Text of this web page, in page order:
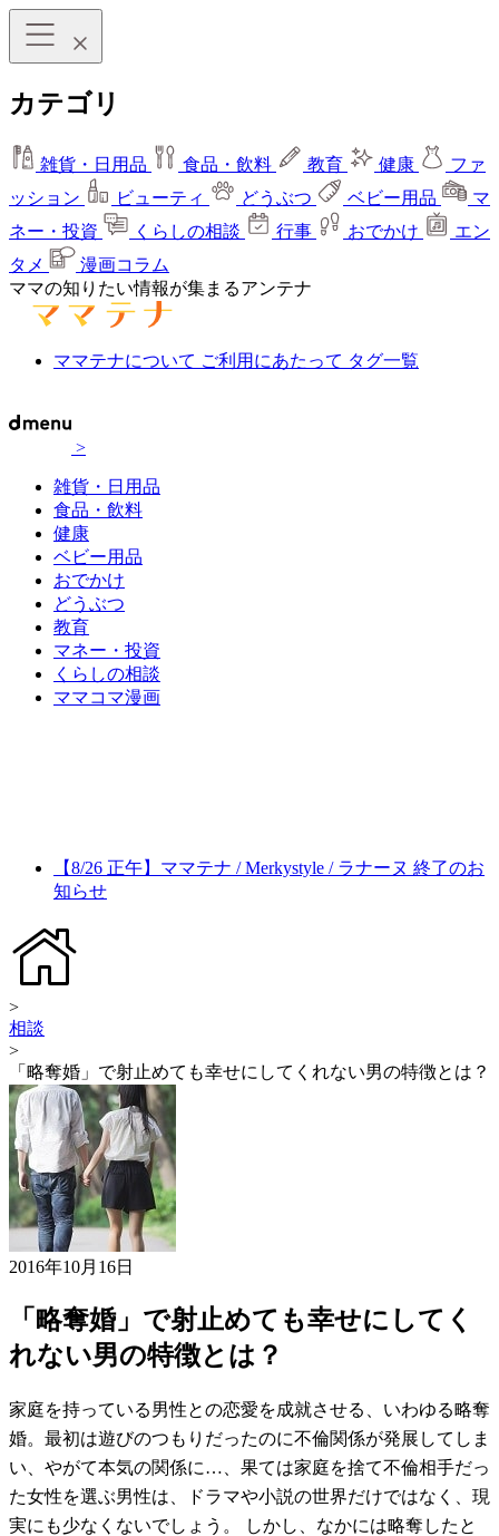
カテゴリ
雑貨・日用品 食品・飲料 教育 健康
ファ
ッション
ビューティ どうぶつ ベビー用品
マ
ネー・投資
くらしの相談 行事 おでかけ
エン
タメ
漫画コラム
ママの知りたい情報が集まるアンテナ
ママテナについて ご利用にあたって タグ一覧
>
雑貨・日用品
食品・飲料
健康
ベビー用品
おでかけ
どうぶつ
教育
マネー・投資
くらしの相談
ママコマ漫画
【8/26 正午】ママテナ / Merkystyle / ラナーヌ 終了のお
知らせ
>
相談
>
「略奪婚」で射止めても幸せにしてくれない男の特徴とは？
2016年10月16日
「略奪婚」で射止めても幸せにしてく
れない男の特徴とは？
家庭を持っている男性との恋愛を成就させる、いわゆる略奪
婚。最初は遊びのつもりだったのに不倫関係が発展してしま
い、やがて本気の関係に…、果ては家庭を捨て不倫相手だっ
た女性を選ぶ男性は、ドラマや小説の世界だけではなく、現
実にも少なくないでしょう。 しかし、なかには略奪したと